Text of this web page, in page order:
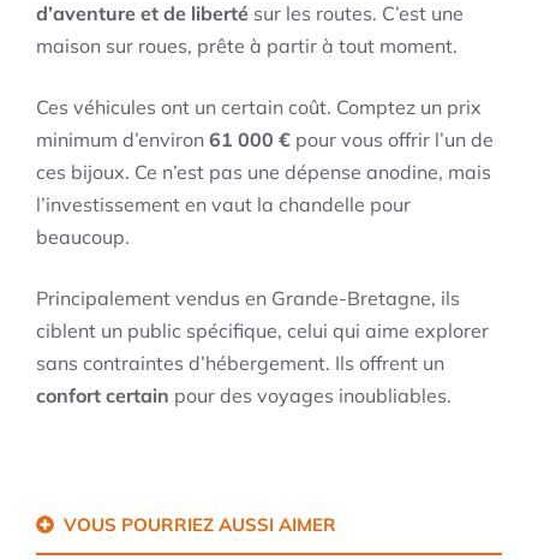
d’aventure et de liberté sur les routes. C’est une
maison sur roues, prête à partir à tout moment.
Ces véhicules ont un certain coût. Comptez un prix
minimum d’environ 61 000 € pour vous offrir l’un de
ces bijoux. Ce n’est pas une dépense anodine, mais
l’investissement en vaut la chandelle pour
beaucoup.
Principalement vendus en Grande-Bretagne, ils
ciblent un public spécifique, celui qui aime explorer
sans contraintes d’hébergement. Ils offrent un
confort certain pour des voyages inoubliables.
VOUS POURRIEZ AUSSI AIMER